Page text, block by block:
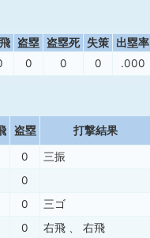
盗塁 盗塁死 失策 出塁率
0 0 0 .000
盗塁 打撃結果
0
三振
0
0
三ゴ
0 右飛
右飛